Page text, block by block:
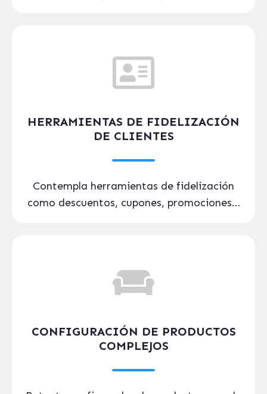
HERRAMIENTAS DE FIDELIZACIÓN
DE CLIENTES
Contempla herramientas de fidelización
como descuentos, cupones, promociones…
CONFIGURACIÓN DE PRODUCTOS
COMPLEJOS